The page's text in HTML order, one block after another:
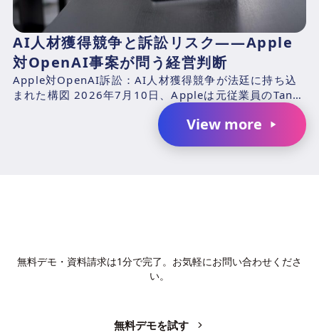
AI人材獲得競争と訴訟リスク――Apple
対OpenAI事案が問う経営判断
Apple対OpenAI訴訟：AI人材獲得競争が法廷に持ち込
まれた構図 2026年7月10日、Appleは元従業員のTang
View more
無料デモ・資料請求は1分で完了。お気軽にお問い合わせくださ
い。
無料デモを試す